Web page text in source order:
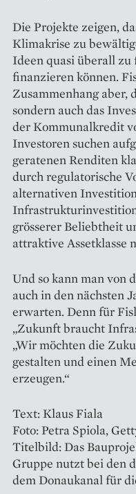
Die Projekte zeigen,
Klimakrise zu
Ideen quasi überall zu
finanzieren können.
Zusammenhang aber,
sondern auch das
der Kommunalkredit
Investoren suchen
geratenen Renditen
durch regulatorische
alternativen
grösserer Beliebtheit
attraktive Assetklasse
Und so kann man von
auch in den nächsten
erwarten. Denn für
„Zukunft braucht
„Wir möchten die
gestalten und einen
erzeugen.“
Text: Klaus Fiala
Foto: Petra Spiola,
Titelbild: Das
Gruppe nutzt bei den
dem Donaukanal für